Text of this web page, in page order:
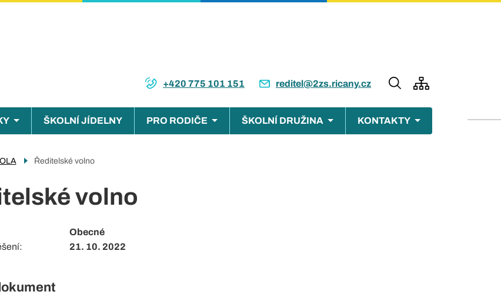
+420 775 101 151 reditel@2zs.ricany.cz
ŠKOLNÍ JÍDELNY PRO RODIČE ŠKOLNÍ DRUŽINA KONTAKTY
Ředitelské volno
volno
Obecné
21. 10. 2022